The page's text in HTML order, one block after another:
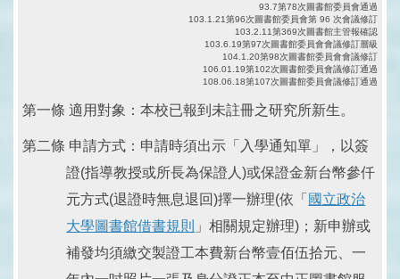
93.7第78次圖書館委員會通過
103.1.21第96次圖書館委員會第 96 次會議修訂
103.2.11第369次圖書館主管報確認
103.6.19第97次圖書館委員會會議修訂層級
104.1.20第98次圖書館委員會會議修訂
106.01.19第102次圖書館委員會議修訂通過
108.06.18第107次圖書館委員會議修訂通過
第一條 適用對象：本校已報到未註冊之研究所新生。
第二條 申請方式：申請時須出示「入學通知單」，以簽
證(指導教授或所長為保證人)或保證金新台幣參仟
元方式(退證時無息退回)擇一辦理(依「 國立政治
大學圖書館借書規則 」相關規定辦理)；新申辦或
補發均須繳交製證工本費新台幣壹佰伍拾元、一